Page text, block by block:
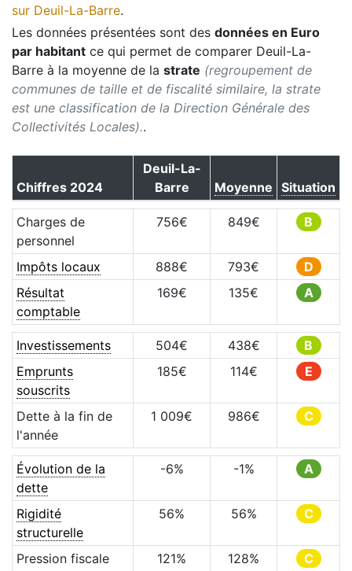
sur Deuil-La-Barre.
Les données présentées sont des données en Euro
par habitant ce qui permet de comparer Deuil-La-
Barre à la moyenne de la strate (regroupement de
communes de taille et de fiscalité similaire, la strate
est une classification de la Direction Générale des
Collectivités Locales)..
Chiffres 2024
Deuil-La-
Barre
Moyenne Situation
Charges de
personnel
756€ 849€ B
Impôts locaux 888€ 793€
D
Résultat
comptable
169€ 135€ A
Investissements 504€ 438€
B
Emprunts
souscrits
185€ 114€ E
Dette à la fin de
l'année
1 009€ 986€ C
Évolution de la
dette
-6% -1% A
Rigidité
structurelle
56% 56% C
Pression fiscale 121% 128% C